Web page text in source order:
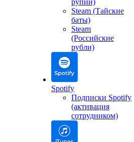
рупии)
Steam (Тайские
баты)
Steam
(Российские
рубли)
Spotify
Подписки Spotify
(активация
сотрудником)